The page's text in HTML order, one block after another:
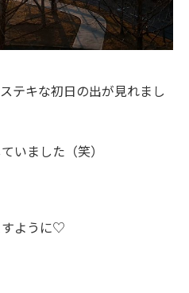
テキな初日の出が見れまし
いました（笑）
すように♡